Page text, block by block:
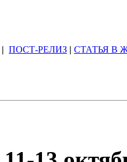
| ПОСТ-РЕЛИЗ | СТАТЬЯ В